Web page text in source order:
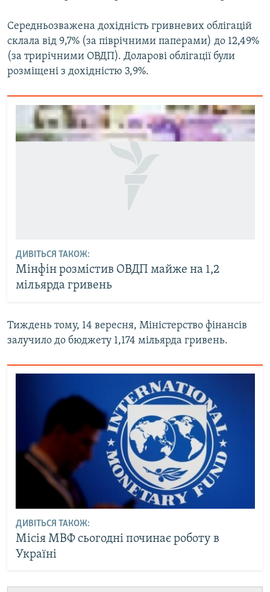
Усі сайти RFE/RL
Середньозважена дохідність гривневих облігацій
склала від 9,7% (за піврічними паперами) до 12,49%
(за трирічними ОВДП). Доларові облігації були
розміщені з дохідністю 3,9%.
ДИВІТЬСЯ ТАКОЖ:
Мінфін розмістив ОВДП майже на 1,2
мільярда гривень
Тиждень тому, 14 вересня, Міністерство фінансів
залучило до бюджету 1,174 мільярда гривень.
ДИВІТЬСЯ ТАКОЖ:
Місія МВФ сьогодні починає роботу в
Україні